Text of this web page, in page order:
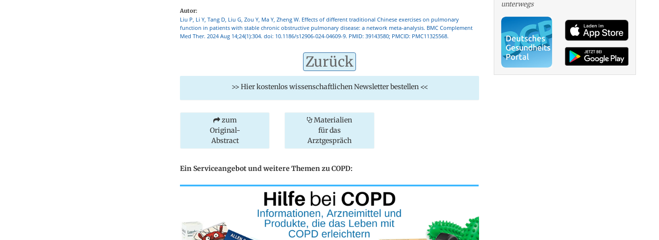
Autor:
Liu P, Li Y, Tang D, Liu G, Zou Y, Ma Y, Zheng W. Effects of different traditional Chinese exercises on pulmonary
function in patients with stable chronic obstructive pulmonary disease: a network meta-analysis. BMC Complement
Med Ther. 2024 Aug 14;24(1):304. doi: 10.1186/s12906-024-04609-9. PMID: 39143580; PMCID: PMC11325568.
Zurück
>> Hier kostenlos wissenschaftlichen Newsletter bestellen <<
zum
Original-
Abstract
Materialien
für das
Arztgespräch
Ein Serviceangebot und weitere Themen zu COPD:
unterwegs